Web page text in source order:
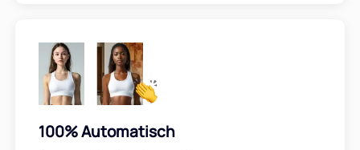
100% Automatisch